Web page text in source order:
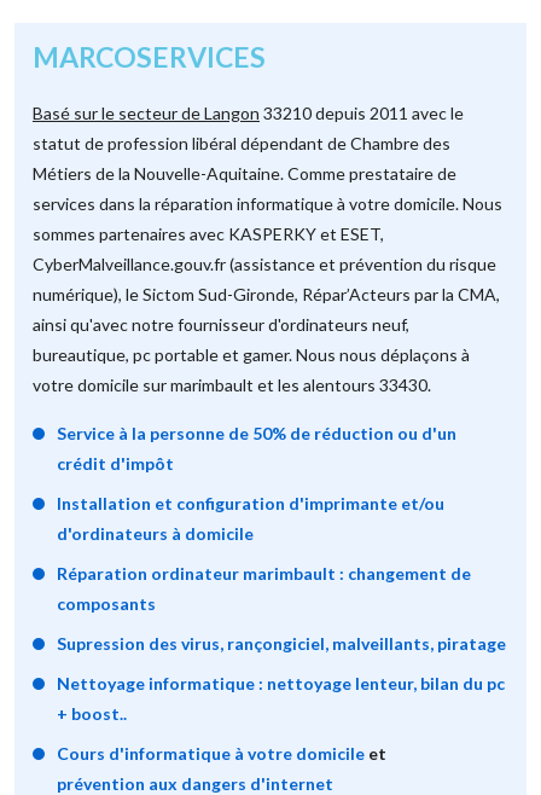
MARCOSERVICES
Basé sur le secteur de Langon 33210 depuis 2011 avec le
statut de profession libéral dépendant de Chambre des
Métiers de la Nouvelle-Aquitaine. Comme prestataire de
services dans la réparation informatique à votre domicile. Nous
sommes partenaires avec KASPERKY et ESET,
CyberMalveillance.gouv.fr (assistance et prévention du risque
numérique), le Sictom Sud-Gironde, Répar’Acteurs par la CMA,
ainsi qu'avec notre fournisseur d'ordinateurs neuf,
bureautique, pc portable et gamer. Nous nous déplaçons à
votre domicile sur marimbault et les alentours 33430.
Service à la personne de 50% de réduction ou d'un
crédit d'impôt
Installation et configuration d'imprimante et/ou
d'ordinateurs à domicile
Réparation ordinateur marimbault : changement de
composants
Supression des virus, rançongiciel, malveillants, piratage
Nettoyage informatique : nettoyage lenteur, bilan du pc
+ boost..
Cours d'informatique à votre domicile et
prévention aux dangers d'internet